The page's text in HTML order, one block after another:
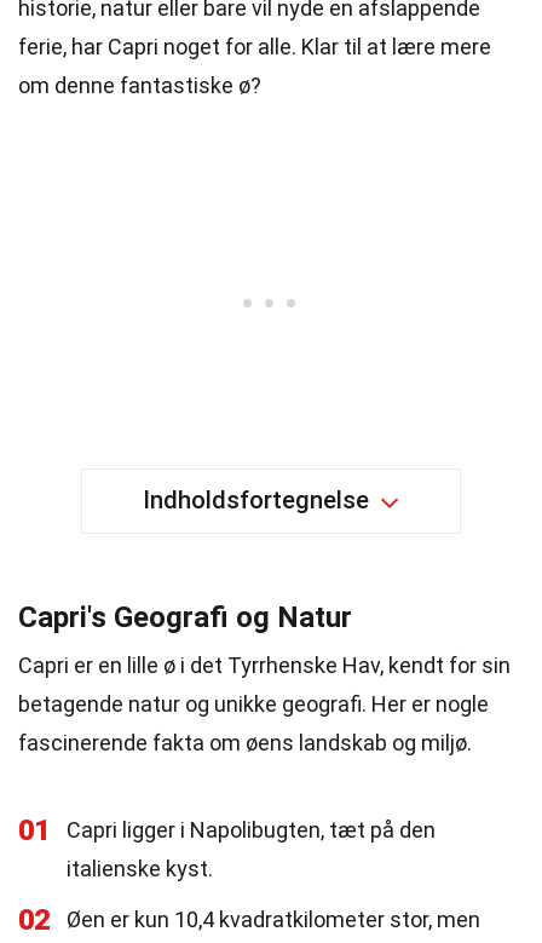
historie, natur eller bare vil nyde en afslappende
ferie, har Capri noget for alle. Klar til at lære mere
om denne fantastiske ø?
Indholdsfortegnelse
Capri's Geografi og Natur
Capri er en lille ø i det Tyrrhenske Hav, kendt for sin
betagende natur og unikke geografi. Her er nogle
fascinerende fakta om øens landskab og miljø.
01
Capri ligger i Napolibugten, tæt på den
italienske kyst.
02
Øen er kun 10,4 kvadratkilometer stor, men